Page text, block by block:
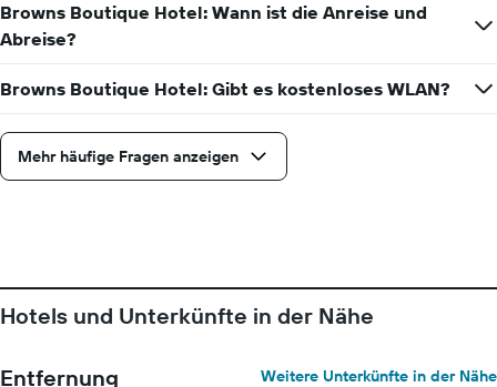
1
X-
Achse,
die
Wochentage
anzeigt.
Das
die
den
anzeigt.
Browns Boutique Hotel: Wann ist die Anreise und
Abreise?
Browns Boutique Hotel: Gibt es kostenloses WLAN?
Mehr häufige Fragen anzeigen
Hotels und Unterkünfte in der Nähe
Entfernung
Weitere Unterkünfte in der Nähe